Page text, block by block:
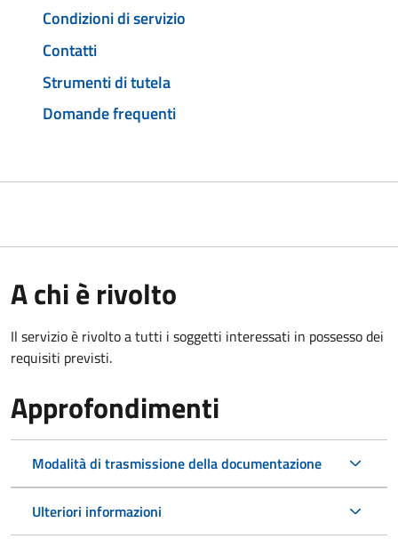
Condizioni di servizio
Contatti
Strumenti di tutela
Domande frequenti
A chi è rivolto
Il servizio è rivolto a tutti i soggetti interessati in possesso dei
requisiti previsti.
Approfondimenti
Modalità di trasmissione della documentazione
Ulteriori informazioni